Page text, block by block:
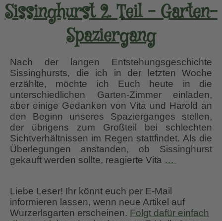
Sissinghurst 2. Teil – Garten-
Spaziergang
Nach der langen Entstehungsgeschichte
Sissinghursts, die ich in der letzten Woche
erzählte, möchte ich Euch heute in die
unterschiedlichen Garten-Zimmer einladen,
aber einige Gedanken von Vita und Harold an
den Beginn unseres Spazierganges stellen,
der übrigens zum Großteil bei schlechten
Sichtverhältnissen im Regen stattfindet. Als die
Überlegungen anstanden, ob Sissinghurst
gekauft werden sollte, reagierte Vita …
Garten-
Liebe Leser! Ihr könnt euch per E-Mail
informieren lassen, wenn neue Artikel auf
Wurzerlsgarten erscheinen. Folgt dafür einfach